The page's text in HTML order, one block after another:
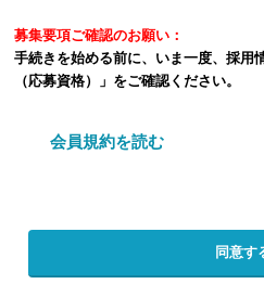
募集要項ご確認のお願い：
手続きを始める前に、いま一度、採用
（応募資格）」をご確認ください。
会員規約を読む
同意す